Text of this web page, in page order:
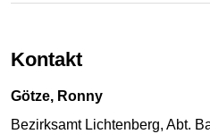
Kontakt
Götze, Ronny
Bezirksamt Lichtenberg, Abt.